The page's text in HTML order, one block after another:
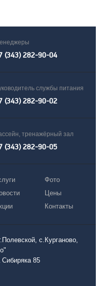
(343) 282-90-04
службы питания
(343) 282-90-02
тренажёрный зал
(343) 282-90-05
Фото
Цены
Контакты
с.Курганово,
85